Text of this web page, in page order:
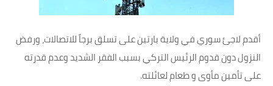
أقدم لاجئ سوري في ولاية بارتين على تسلق برجاً للاتصالات، ورفض
النزول دون قدوم الرئيس التركي بسبب الفقر الشديد وعدم قدرته
على تأمين مأوى و طعام لعائلته.